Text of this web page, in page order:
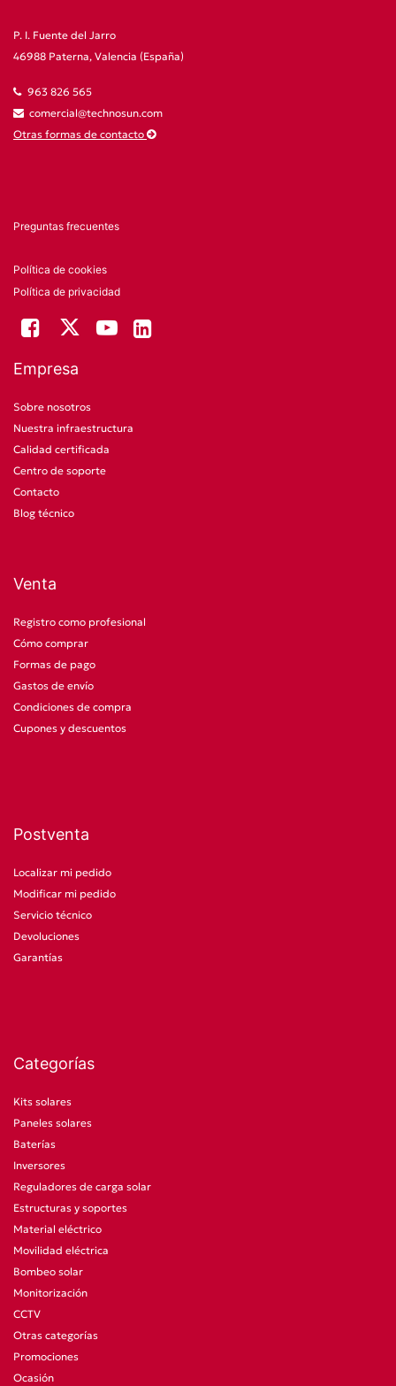
P. I. Fuente del Jarro
46988 Paterna, Valencia (España)
963 826 565
comercial@technosun.com
Otras formas de contacto
Preguntas frecuentes
Política de cookies
Política de privacidad
Empresa
Sobre nosotros
Nuestra infraestructura
Calidad certificada
Centro de soporte
Contacto
Blog técnico
Venta
Registro como profesional
Cómo comprar
Formas de pago
Gastos de envío
Condiciones de compra
Cupones y descuentos
Postventa
Localizar mi pedido
Modificar mi pedido
Servicio técnico
Devoluciones
Garantías
Categorías
Kits solares
Paneles solares
Baterías
Inversores
Reguladores de carga solar
Estructuras y soportes
Material eléctrico
Movilidad eléctrica
Bombeo solar
Monitorización
CCTV
Otras categorías
Promociones
Ocasión